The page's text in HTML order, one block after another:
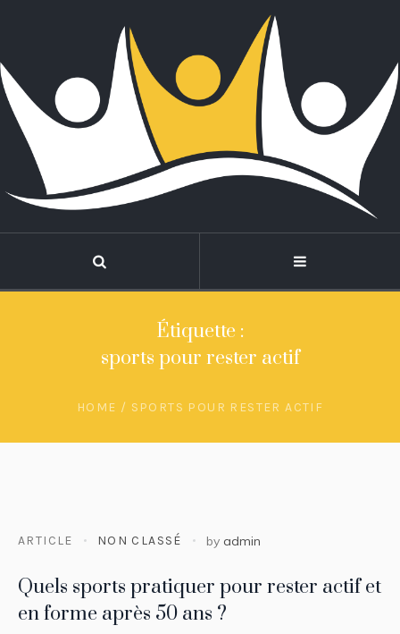
Étiquette :
sports pour rester actif
HOME / SPORTS POUR RESTER ACTIF
ARTICLE NON CLASSÉ by admin
Quels sports pratiquer pour rester actif et
en forme après 50 ans ?